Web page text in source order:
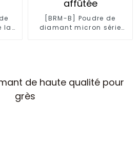
la
[BRM-B] Poudre de
diamant micron série